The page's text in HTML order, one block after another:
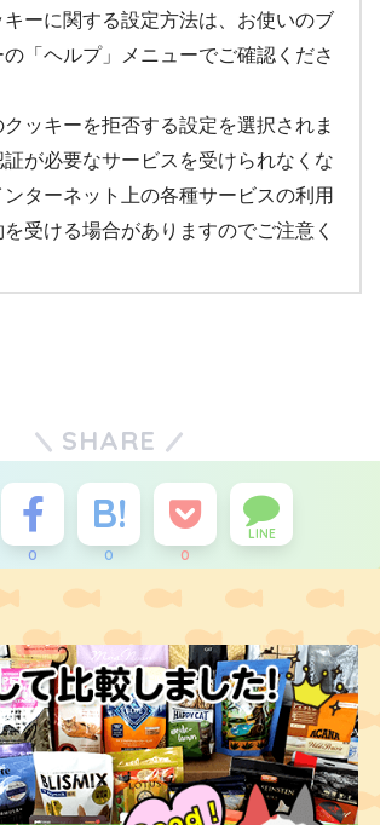
キーに関する設定方法は、お使いのブ
の「ヘルプ」メニューでご確認くださ
ッキーを拒否する設定を選択されま
が必要なサービスを受けられなくな
ンターネット上の各種サービスの利用
を受ける場合がありますのでご注意く
SHARE
0 0 0
LINE